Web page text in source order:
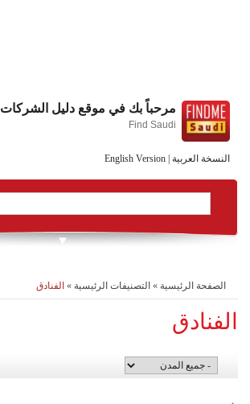
النسخة العربية English Version
مرحباً بك في موقع دليل الشركات
Find Saudi
الصفحة الرئيسية » التصنيفات الرئيسية » الفنادق
الفنادق